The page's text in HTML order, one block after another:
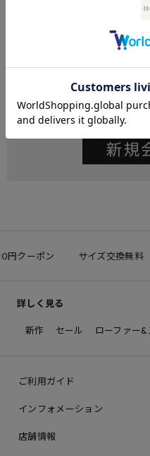
メールアドレスとパスワードを
円クーポン サイズ交換無料
詳しく見る
新作 セール ローファー
ご利用ガイド
インフォメーション
店舗情報